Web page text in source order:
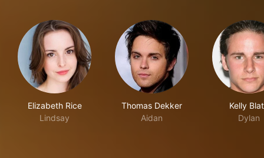
Elizabeth Rice
Lindsay
Thomas Dekker
Aidan
Kelly
Dylan